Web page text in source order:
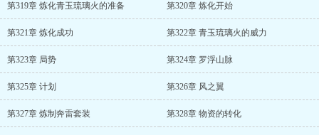
第319章 炼化青玉琉璃火的准备 第320章 炼化开始
第321章 炼化成功 第322章 青玉琉璃火的威力
第323章 局势 第324章 罗浮山脉
第325章 计划 第326章 风之翼
第327章 炼制奔雷套装 第328章 物资的转化